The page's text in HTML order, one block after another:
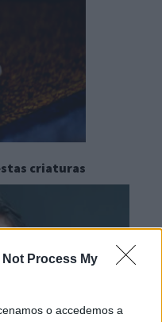
Not Process My
o accedemos a
criaturas